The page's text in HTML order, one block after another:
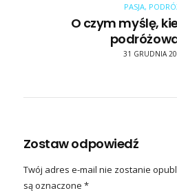
PASJA,
O czym myślę,
31 GRUDNIA
Zostaw odpowiedź
Twój adres e-mail nie zostanie
są oznaczone *